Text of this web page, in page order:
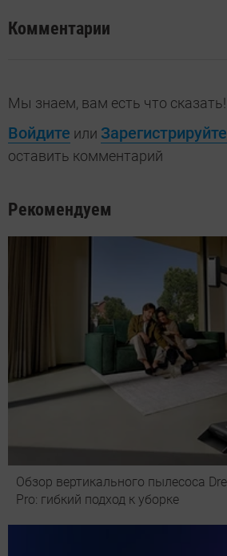
Комментарии
Мы знаем, вам есть что сказать!
Войдите или
оставить комментарий
Рекомендуем
Обзор вертикального пылесоса
Pro: гибкий подход к уборке